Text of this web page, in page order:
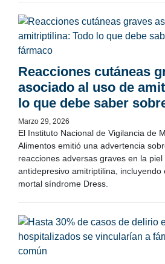
Reacciones cutáneas
asociado al uso de
lo que debe saber
Marzo 29, 2026
El Instituto Nacional de Vigilancia de
Alimentos emitió una advertencia
reacciones adversas graves en la
antidepresivo amitriptilina, incluyendo
mortal síndrome Dress.